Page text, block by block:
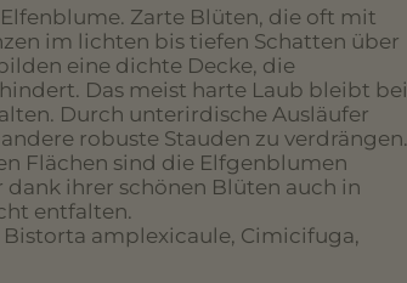
Zarte Blüten, die oft mit
im lichten bis tiefen Schatten über
eine dichte Decke, die
Das meist harte Laub bleibt bei
Durch unterirdische Ausläufer
robuste Stauden zu verdrängen.
Flächen sind die Elfgenblumen
ihrer schönen Blüten auch in
entfalten.
amplexicaule, Cimicifuga,